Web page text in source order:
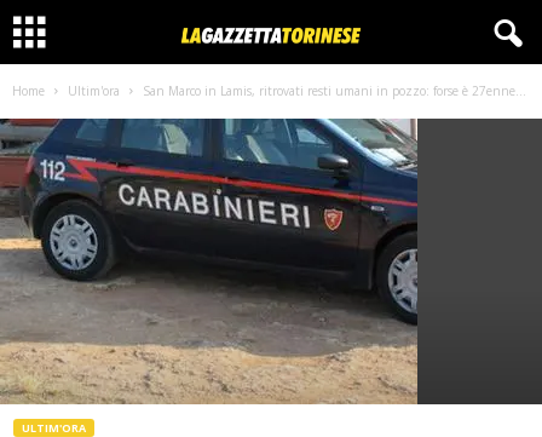
Home Ultim'ora San Marco in Lamis, ritrovati resti umani in pozzo: forse è 27enne...
ULTIM'ORA